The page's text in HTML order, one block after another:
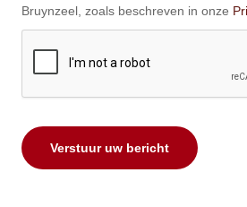
Bruynzeel, zoals beschreven in onze
Verstuur uw bericht